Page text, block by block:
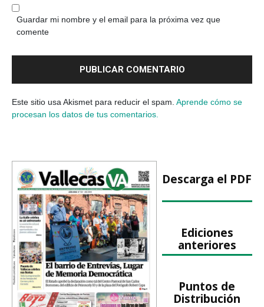
Guardar mi nombre y el email para la próxima vez que
comente
Este sitio usa Akismet para reducir el spam. Aprende cómo se
procesan los datos de tus comentarios.
Descarga el PDF
Ediciones
anteriores
Puntos de
Distribución